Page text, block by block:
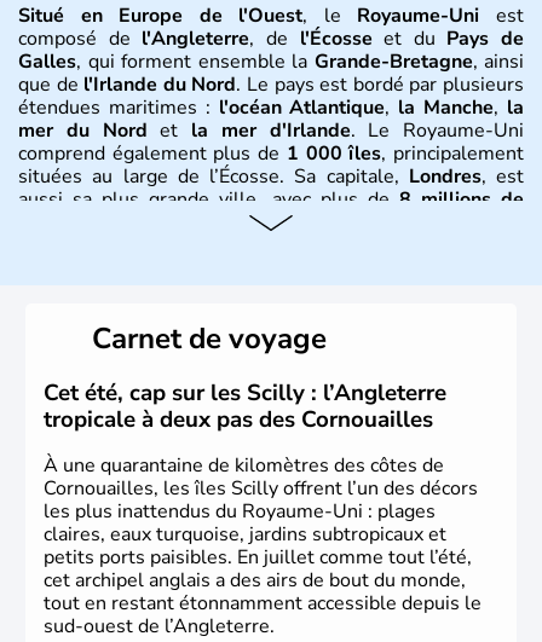
Situé en Europe de l'Ouest, le Royaume-Uni est
composé de l'Angleterre, de l'Écosse et du Pays de
Galles, qui forment ensemble la Grande-Bretagne, ainsi
que de l'Irlande du Nord. Le pays est bordé par plusieurs
étendues maritimes : l'océan Atlantique, la Manche, la
mer du Nord et la mer d'Irlande. Le Royaume-Uni
comprend également plus de 1 000 îles, principalement
situées au large de l’Écosse. Sa capitale, Londres, est
aussi sa plus grande ville, avec plus de 8 millions de
population totale du Royaume-Uni
Histoire et administration
naît officiellement en 1801 avec l’
d’Union, réunissant leRoyaume de Grande-Bretagne
Royaume d’Irlande. Puissance majeure duSiècle des
Lumières, il s’illustre enlittérature, ensciences
l’innovation. Il devient en 1807 la première nation à abolir
commerce d’esclaves. Membre de l’Union Européenne
à partir de 1973, le Royaume-Uniengage, dès les années
1980, d’importantesréformes économiquesfondées sur
lelibéralisme, influençant durablement son
développement. Sonhistoire richecontinue de marquer
sa culture et son rayonnement international.
Carnet de voyage
Cet été, cap sur les Scilly : l’Angleterre
tropicale à deux pas des Cornouailles
À une quarantaine de kilomètres des côtes de
Cornouailles, les îles Scilly offrent l’un des décors
les plus inattendus du Royaume-Uni : plages
claires, eaux turquoise, jardins subtropicaux et
petits ports paisibles. En juillet comme tout l’été,
cet archipel anglais a des airs de bout du monde,
tout en restant étonnamment accessible depuis le
sud-ouest de l’Angleterre.